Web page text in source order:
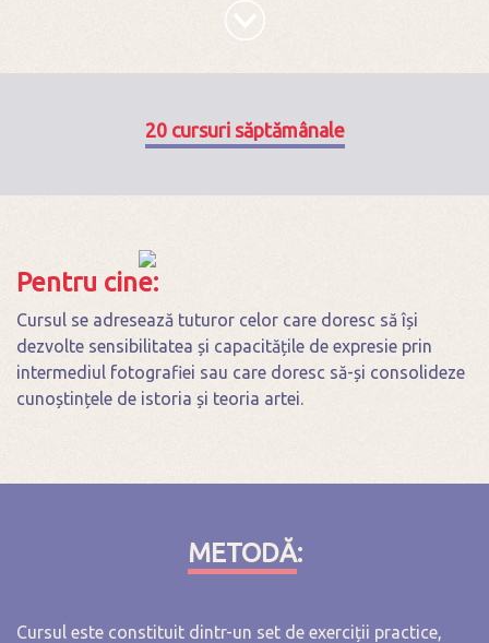
20 cursuri săptămânale
Pentru cine:
Cursul se adresează tuturor celor care doresc să își
dezvolte sensibilitatea și capacitățile de expresie prin
intermediul fotografiei sau care doresc să-și consolideze
cunoștințele de istoria și teoria artei.
METODĂ:
Cursul este constituit dintr-un set de exerciții practice,